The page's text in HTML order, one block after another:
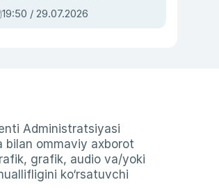
— Ukraina
bosh
19:50 / 29.07.2026
Administratsiyasi
bilan ommaviy axborot
grafik, audio va/yoki
ko‘rsatuvchi